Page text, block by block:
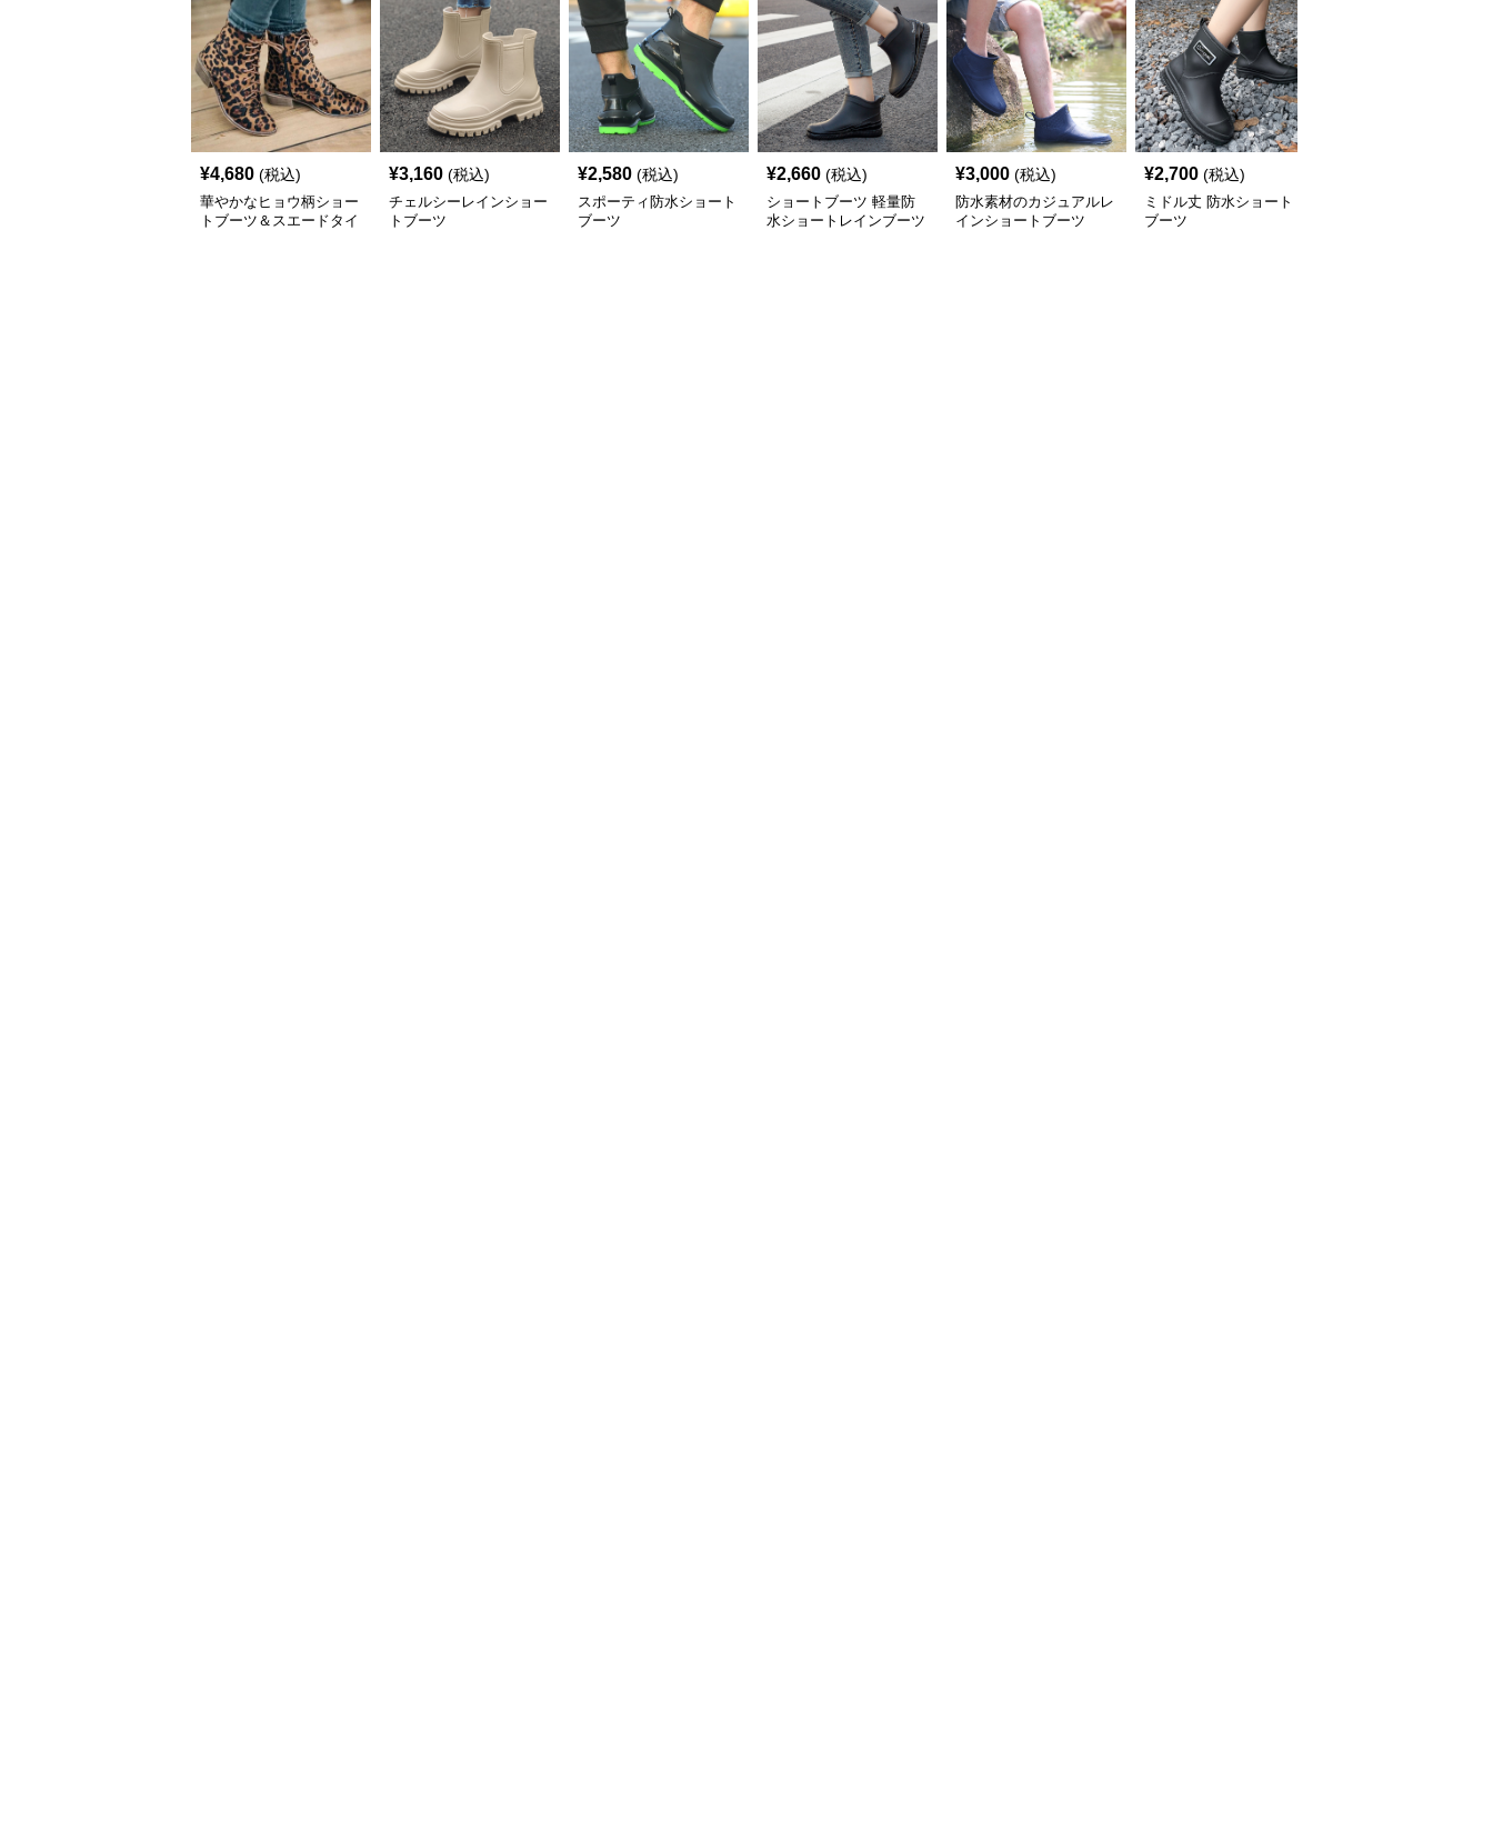
¥4,680 (税込)
華やかなヒョウ柄ショー
トブーツ＆スエードタイ
¥3,160 (税込)
チェルシーレインショー
トブーツ
¥2,580 (税込)
スポーティ防水ショート
ブーツ
¥2,660 (税込)
ショートブーツ 軽量防
水ショートレインブーツ
¥3,000 (税込)
防水素材のカジュアルレ
インショートブーツ
¥2,700 (税込)
ミドル丈 防水ショート
ブーツ